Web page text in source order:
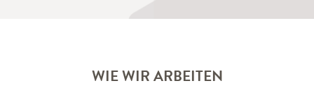
WIE WIR ARBEITEN